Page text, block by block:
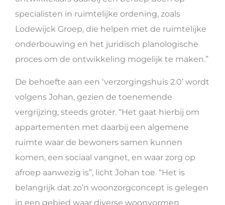
specialisten in ruimtelijke ordening, zoals
Lodewijck Groep, die helpen met de ruimtelijke
onderbouwing en het juridisch planologische
proces om de ontwikkeling mogelijk te maken.”
De behoefte aan een ‘verzorgingshuis 2.0’ wordt
volgens Johan, gezien de toenemende
vergrijzing, steeds groter. “Het gaat hierbij om
appartementen met daarbij een algemene
ruimte waar de bewoners samen kunnen
komen, een sociaal vangnet, en waar zorg op
afroep aanwezig is”, licht Johan toe. “Het is
belangrijk dat zo’n woonzorgconcept is gelegen
in een gebied waar diverse woonvormen